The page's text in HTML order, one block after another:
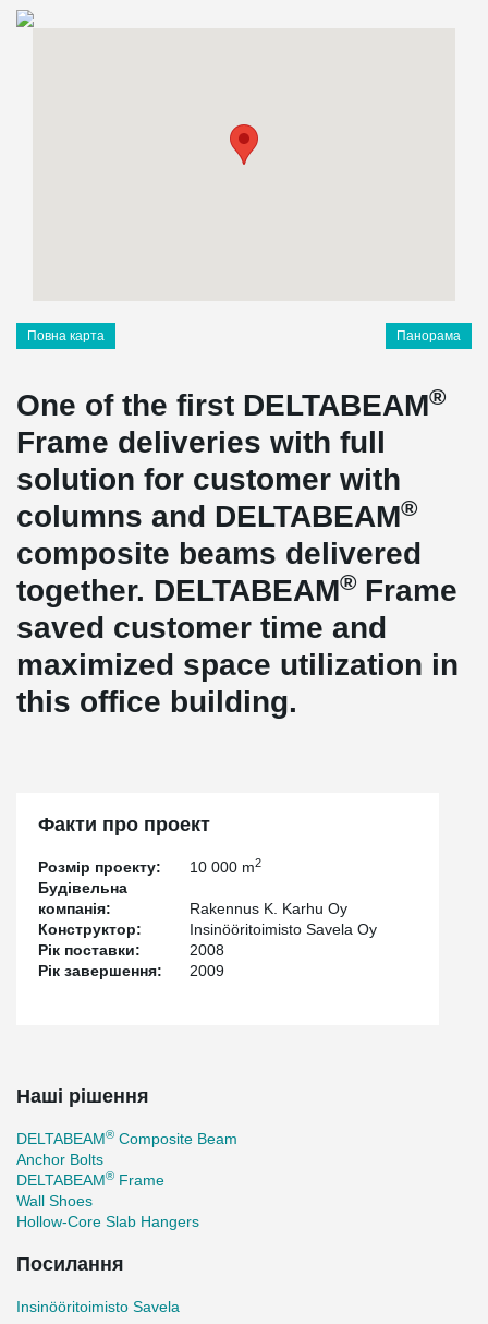
Повна карта Панорама
One of the first DELTABEAM®
Frame deliveries with full
solution for customer with
columns and DELTABEAM®
composite beams delivered
together. DELTABEAM® Frame
saved customer time and
maximized space utilization in
this office building.
Факти про проект
Розмір проекту: 10 000 m2
Будівельна
компанія:
Rakennus K. Karhu Oy
Конструктор:
Insinööritoimisto Savela Oy
Рік поставки:
2008
Рік завершення:
2009
Наші рішення
DELTABEAM® Composite Beam
Anchor Bolts
DELTABEAM® Frame
Wall Shoes
Hollow-Core Slab Hangers
Посилання
Insinööritoimisto Savela